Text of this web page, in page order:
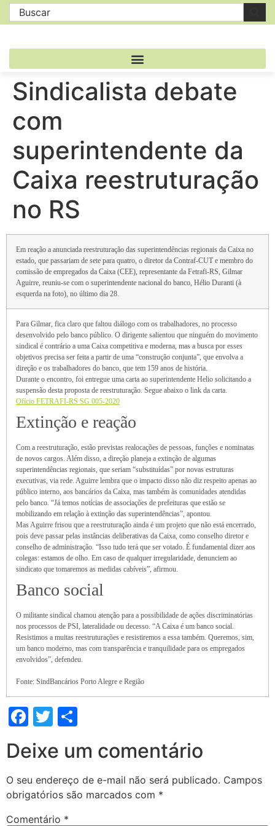
Sindicalista debate
com
superintendente da
Caixa reestruturação
no RS
Em reação a anunciada reestruturação das superintendências regionais da Caixa no
estado, que passariam de sete para quatro, o diretor da Contraf-CUT e membro do
comissão de empregados da Caixa (CEE), representante da Fetrafi-RS, Gilmar
Aguirre, reuniu-se com o superintendente nacional do banco, Hélio Duranti (à
esquerda na foto), no último dia 28.
Para Gilmar, fica claro que faltou diálogo com os trabalhadores, no processo
desenvolvido pelo banco público. O dirigente salientou que ninguém do movimento
sindical é contrário a uma Caixa competitiva e moderna, mas a busca por esses
objetivos precisa ser feita a partir de uma “construção conjunta”, que envolva a
direção e os trabalhadores do banco, que tem 159 anos de história.
Durante o encontro, foi entregue uma carta ao superintendente Helio solicitando a
suspensão desta proposta de reestruturação. Segue abaixo o link da carta.
Ofício FETRAFI-RS SG 005-2020
Extinção e reação
Com a reestruturação, estão previstas realocações de pessoas, funções e nominatas
de novos cargos. Além disso, a direção planeja a extinção de algumas
superintendências regionais, que seriam “substituídas” por novas estruturas
executivas, via rede. Aguirre lembra que o impacto disso não diz respeito apenas ao
público interno, aos bancários da Caixa, mas também às comunidades atendidas
pelo banco. “Já temos notícias de associações de prefeituras que estão se
mobilizando em relação à extinção das superintendências”, apontou.
Mas Aguirre frisou que a reestruturação ainda é um projeto que não está encerrado,
pois deve passar pelas instâncias deliberativas da Caixa, como conselho diretor e
conselho de administração. “Isso tudo terá que ser votado. É fundamental dizer aos
colegas: estamos de olho. Em caso de qualquer irregularidade, denunciem ao
sindicato que tomaremos as medidas cabíveis”, afirmou.
Banco social
O militante sindical chamou atenção para a possibilidade de ações discriminatórias
nos processos de PSI, lateralidade ou decesso. “A Caixa é um banco social.
Resistimos a muitas reestruturações e resistiremos a essa também. Queremos, sim,
um banco moderno, mas com transparência e tranquilidade para os empregados
envolvidos”, defendeu.
Fonte: SindBancários Porto Alegre e Região
Facebook
Twitter
Deixe um comentário
O seu endereço de e-mail não será publicado. Campos
obrigatórios são marcados com *
Comentário *